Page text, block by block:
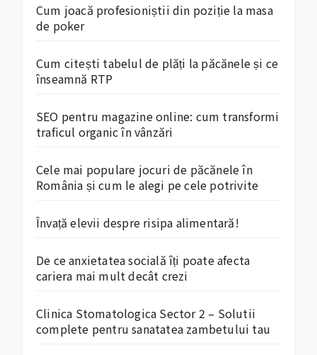
Cum joacă profesioniștii din poziție la masa
de poker
Cum citești tabelul de plăți la păcănele și ce
înseamnă RTP
SEO pentru magazine online: cum transformi
traficul organic în vânzări
Cele mai populare jocuri de păcănele în
România și cum le alegi pe cele potrivite
Învață elevii despre risipa alimentară!
De ce anxietatea socială îți poate afecta
cariera mai mult decât crezi
Clinica Stomatologica Sector 2 – Solutii
complete pentru sanatatea zambetului tau